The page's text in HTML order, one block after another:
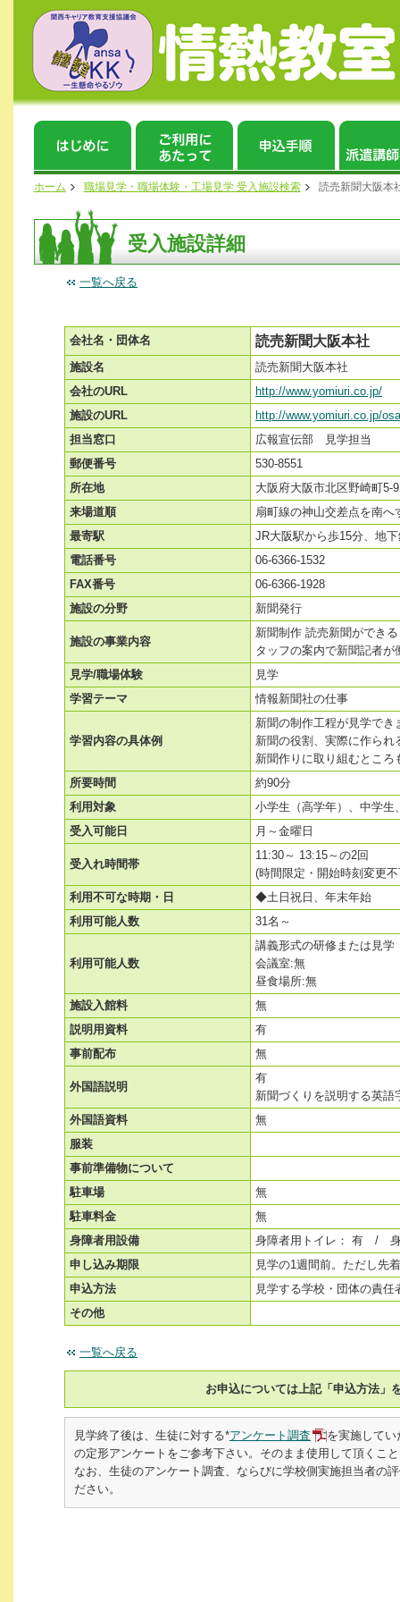
ホーム 職場見学・職場体験・工場見学 受入施設検索 読売新聞大阪本
受入施設詳細
一覧へ戻る
会社名・団体名 読売新聞大阪本社
施設名
読売新聞大阪本社
会社のURL
http://www.yomiuri.co.jp/
施設のURL
http://www.yomiuri.co.jp/
担当窓口
広報宣伝部 見学担当
郵便番号
530-8551
所在地
大阪府大阪市北区野崎町5-9
来場道順
扇町線の神山交差点を南へ
最寄駅
JR大阪駅から歩15分、地
電話番号
06-6366-1532
FAX番号
06-6366-1928
施設の分野
新聞発行
施設の事業内容
新聞制作 読売新聞ができ
タッフの案内で新聞記者
見学/職場体験
見学
学習テーマ
情報新聞社の仕事
学習内容の具体例
新聞の制作工程が見学でき
新聞の役割、実際に作ら
新聞作りに取り組むところ
所要時間
約90分
利用対象
小学生（高学年）、中学生
受入可能日
月～金曜日
受入れ時間帯
11:30～ 13:15～の2回
(時間限定・開始時刻変更
利用不可な時期・日
◆土日祝日、年末年始
利用可能人数
31名～
利用可能人数
講義形式の研修または見
会議室:無
昼食場所:無
施設入館料
無
説明用資料
有
事前配布
無
外国語説明
有
新聞づくりを説明する英語
外国語資料
無
服装
事前準備物について
駐車場
無
駐車料金
無
身障者用設備
身障者用トイレ： 有 /
申し込み期限
見学の1週間前。ただし先
申込方法
見学する学校・団体の責任
その他
一覧へ戻る
お申込については上記「申込方法」
見学終了後は、生徒に対する*アンケート調査
を実施して
の定形アンケートをご参考下さい。そのまま使用して頂くこ
なお、生徒のアンケート調査、ならびに学校側実施担当者の
ださい。